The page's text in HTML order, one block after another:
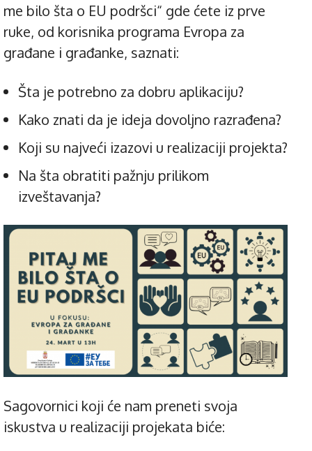
me bilo šta o EU podršci“ gde ćete iz prve
ruke, od korisnika programa Evropa za
građane i građanke, saznati:
Šta je potrebno za dobru aplikaciju?
Kako znati da je ideja dovoljno razrađena?
Koji su najveći izazovi u realizaciji projekta?
Na šta obratiti pažnju prilikom
izveštavanja?
Sagovornici koji će nam preneti svoja
iskustva u realizaciji projekata biće: